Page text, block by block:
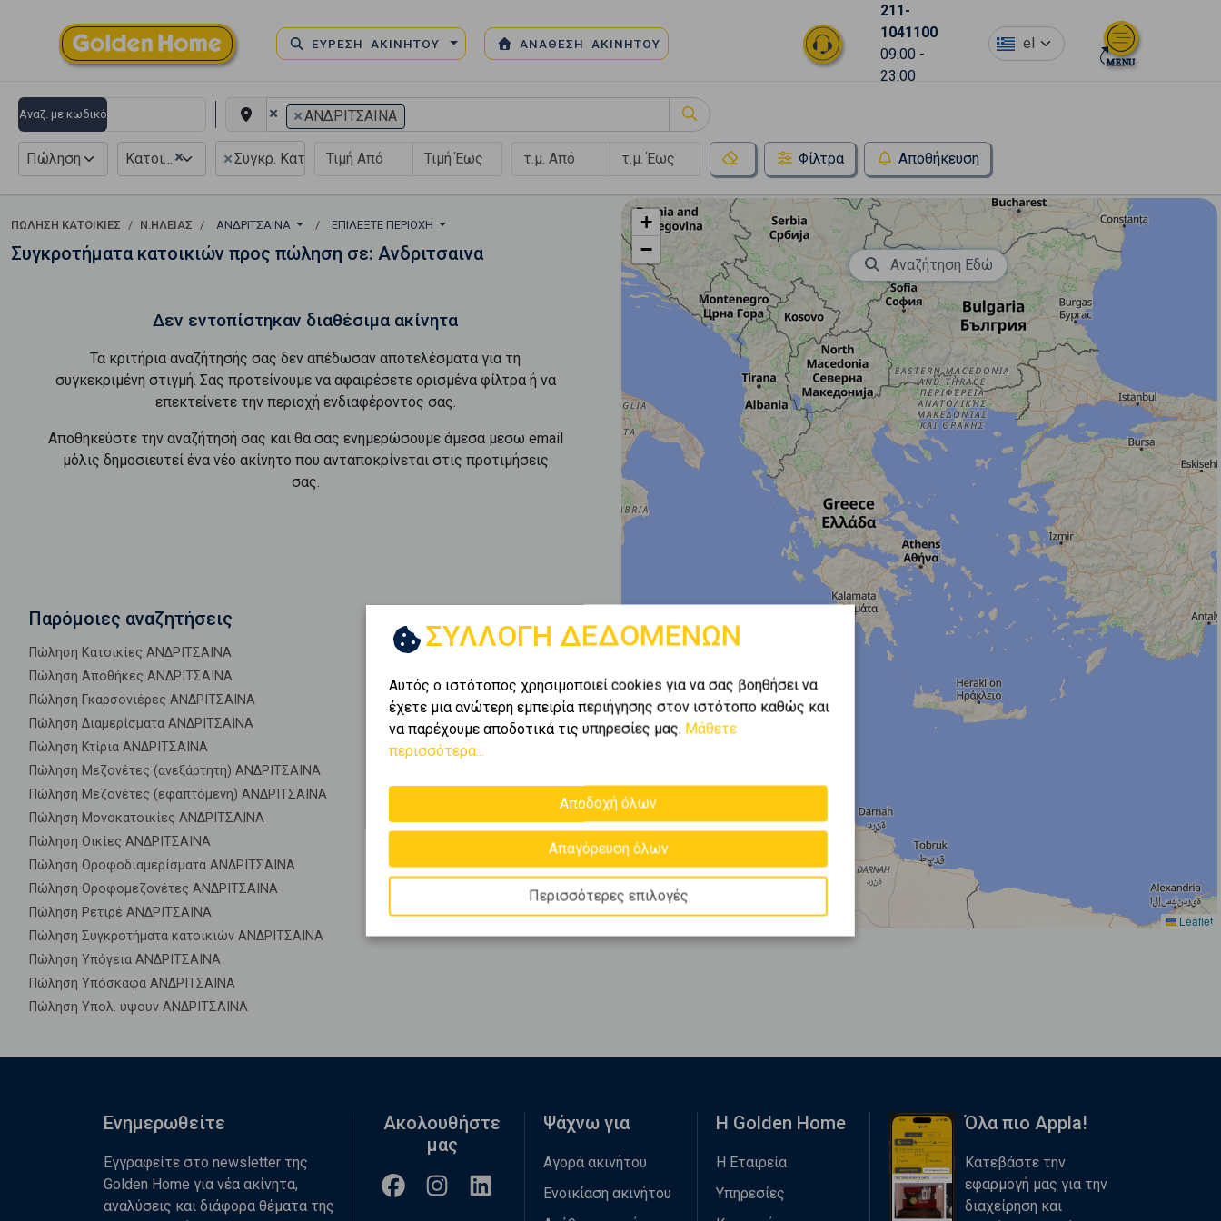
ΕΥΡΕΣΗ ΑΚΙΝΗΤΟΥ ΑΝΑΘΕΣΗ ΑΚΙΝΗΤΟΥ
211-
1041100
09:00 -
23:00
el
Αναζ. με κωδικό × ×ΑΝΔΡΙΤΣΑΙΝΑ
Πώληση ×
Κατοικία ×Συγκρ. Κατοικιών Φίλτρα Αποθήκευση
ΠΏΛΗΣΗ ΚΑΤΟΙΚΊΕΣ Ν.ΗΛΕΙΑΣ ΑΝΔΡΙΤΣΑΙΝΑ ΕΠΙΛΈΞΤΕ ΠΕΡΙΟΧΉ
Συγκροτήματα κατοικιών προς πώληση σε: Ανδριτσαινα
Δεν εντοπίστηκαν διαθέσιμα ακίνητα
Τα κριτήρια αναζήτησής σας δεν απέδωσαν αποτελέσματα για τη
συγκεκριμένη στιγμή. Σας προτείνουμε να αφαιρέσετε ορισμένα φίλτρα ή να
επεκτείνετε την περιοχή ενδιαφέροντός σας.
Αποθηκεύστε την αναζήτησή σας και θα σας ενημερώσουμε άμεσα μέσω email
μόλις δημοσιευτεί ένα νέο ακίνητο που ανταποκρίνεται στις προτιμήσεις
σας.
Παρόμοιες αναζητήσεις
Πώληση Κατοικίες ΑΝΔΡΙΤΣΑΙΝΑ
Πώληση Αποθήκες ΑΝΔΡΙΤΣΑΙΝΑ
Πώληση Γκαρσονιέρες ΑΝΔΡΙΤΣΑΙΝΑ
Πώληση Διαμερίσματα ΑΝΔΡΙΤΣΑΙΝΑ
Πώληση Κτίρια ΑΝΔΡΙΤΣΑΙΝΑ
Πώληση Μεζονέτες (ανεξάρτητη) ΑΝΔΡΙΤΣΑΙΝΑ
Πώληση Μεζονέτες (εφαπτόμενη) ΑΝΔΡΙΤΣΑΙΝΑ
Πώληση Μονοκατοικίες ΑΝΔΡΙΤΣΑΙΝΑ
Πώληση Οικίες ΑΝΔΡΙΤΣΑΙΝΑ
Πώληση Οροφοδιαμερίσματα ΑΝΔΡΙΤΣΑΙΝΑ
Πώληση Οροφομεζονέτες ΑΝΔΡΙΤΣΑΙΝΑ
Πώληση Ρετιρέ ΑΝΔΡΙΤΣΑΙΝΑ
Πώληση Συγκροτήματα κατοικιών ΑΝΔΡΙΤΣΑΙΝΑ
Πώληση Υπόγεια ΑΝΔΡΙΤΣΑΙΝΑ
Πώληση Υπόσκαφα ΑΝΔΡΙΤΣΑΙΝΑ
Πώληση Υπολ. υψουν ΑΝΔΡΙΤΣΑΙΝΑ
+
−
Leaflet
Αναζήτηση Εδώ
ΣΥΛΛΟΓΗ ΔΕΔΟΜΕΝΩΝ
Αυτός ο ιστότοπος χρησιμοποιεί cookies για να σας βοηθήσει να
έχετε μια ανώτερη εμπειρία περιήγησης στον ιστότοπο καθώς και
να παρέχουμε αποδοτικά τις υπηρεσίες μας. Μάθετε
περισσότερα...
Αποδοχή όλων
Απαγόρευση όλων
Περισσότερες επιλογές
Ενημερωθείτε
Εγγραφείτε στο newsletter της
Golden Home για νέα ακίνητα,
αναλύσεις και διάφορα θέματα της
Ακολουθήστε
μας
Ψάχνω για
Αγορά ακινήτου
Ενοικίαση ακινήτου
Η Golden Home
Η Εταιρεία
Υπηρεσίες
Όλα πιο Appla!
Κατεβάστε την
εφαρμογή μας για την
διαχείρηση και